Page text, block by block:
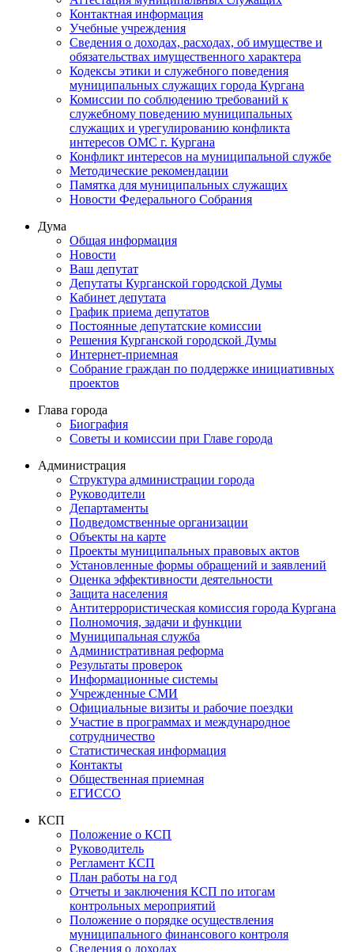
Контактная информация
Учебные учреждения
Сведения о доходах, расходах, об имуществе и
обязательствах имущественного характера
Кодексы этики и служебного поведения
муниципальных служащих города Кургана
Комиссии по соблюдению требований к
служебному поведению муниципальных
служащих и урегулированию конфликта
интересов ОМС г. Кургана
Конфликт интересов на муниципальной службе
Методические рекомендации
Памятка для муниципальных служащих
Новости Федерального Cобрания
Дума
Общая информация
Новости
Ваш депутат
Депутаты Курганской городской Думы
Кабинет депутата
График приема депутатов
Постоянные депутатские комиссии
Решения Курганской городской Думы
Интернет-приемная
Собрание граждан по поддержке инициативных
проектов
Глава города
Биография
Советы и комиссии при Главе города
Администрация
Структура администрации города
Руководители
Департаменты
Подведомственные организации
Объекты на карте
Проекты муниципальных правовых актов
Установленные формы обращений и заявлений
Оценка эффективности деятельности
Защита населения
Антитеррористическая комиссия города Кургана
Полномочия, задачи и функции
Муниципальная служба
Административная реформа
Результаты проверок
Информационные системы
Учрежденные СМИ
Официальные визиты и рабочие поездки
Участие в программах и международное
сотрудничество
Статистическая информация
Контакты
Общественная приемная
ЕГИССО
КСП
Положение о КСП
Руководитель
Регламент КСП
План работы на год
Отчеты и заключения КСП по итогам
контрольных мероприятий
Положение о порядке осуществления
муниципального финансового контроля
Сведения о доходах